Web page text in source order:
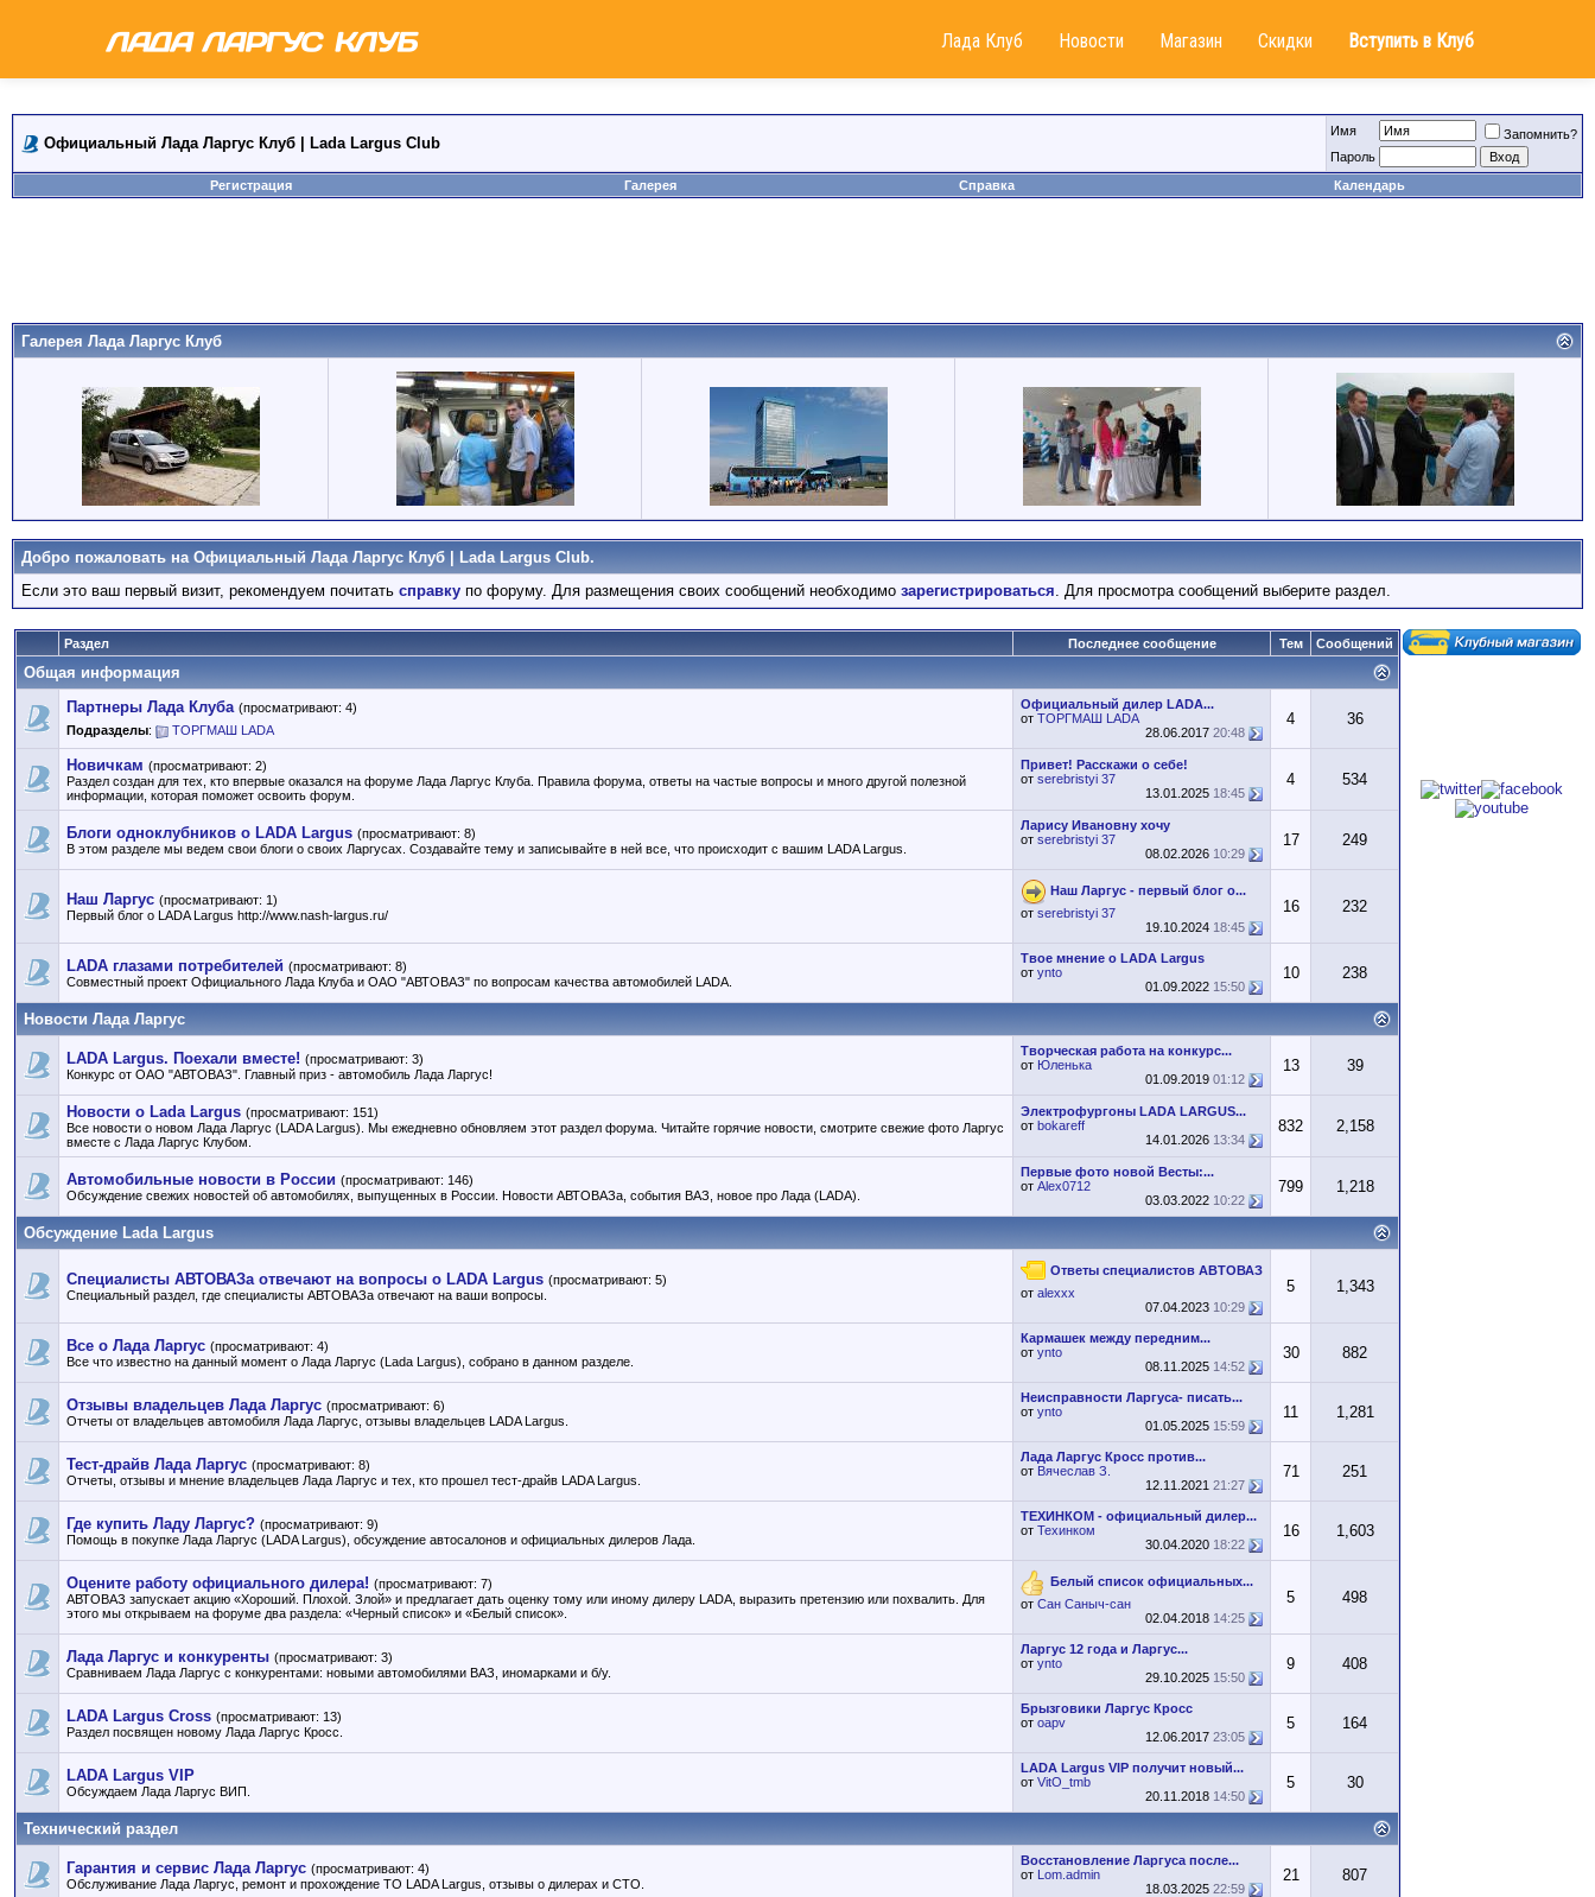
Лада Клуб Новости Магазин Скидки Вступить в Клуб
Официальный Лада Ларгус Клуб | Lada Largus Club
Имя
Запомнить?
Пароль
Регистрация
Галерея Справка Календарь
Галерея Лада Ларгус Клуб
Добро пожаловать на Официальный Лада Ларгус Клуб | Lada Largus Club.
Если это ваш первый визит, рекомендуем почитать справку по форуму. Для размещения своих сообщений необходимо зарегистрироваться. Для просмотра сообщений выберите раздел.
Раздел Последнее сообщение Тем Сообщений
Общая информация
Партнеры Лада Клуба (просматривают: 4)
Подразделы: ТОРГМАШ LADA
Официальный дилер LADA...
от ТОРГМАШ LADA
28.06.2017 20:48
4 36
Новичкам (просматривают: 2)
Раздел создан для тех, кто впервые оказался на форуме Лада Ларгус Клуба. Правила форума, ответы на частые вопросы и много другой полезной
информации, которая поможет освоить форум.
Привет! Расскажи о себе!
от serebristyi 37
13.01.2025 18:45
4 534
Блоги одноклубников о LADA Largus (просматривают: 8)
В этом разделе мы ведем свои блоги о своих Ларгусах. Создавайте тему и записывайте в ней все, что происходит с вашим LADA Largus.
Ларису Ивановну хочу
от serebristyi 37
08.02.2026 10:29
17 249
Наш Ларгус (просматривают: 1)
Первый блог о LADA Largus http://www.nash-largus.ru/
Наш Ларгус - первый блог о...
от serebristyi 37
19.10.2024 18:45
16 232
LADA глазами потребителей (просматривают: 8)
Совместный проект Официального Лада Клуба и ОАО "АВТОВАЗ" по вопросам качества автомобилей LADA.
Твое мнение о LADA Largus
от ynto
01.09.2022 15:50
10 238
Новости Лада Ларгус
LADA Largus. Поехали вместе! (просматривают: 3)
Конкурс от ОАО "АВТОВАЗ". Главный приз - автомобиль Лада Ларгус!
Творческая работа на конкурс...
от Юленька
01.09.2019 01:12
13 39
Новости о Lada Largus (просматривают: 151)
Все новости о новом Лада Ларгус (LADA Largus). Мы ежедневно обновляем этот раздел форума. Читайте горячие новости, смотрите свежие фото Ларгус
вместе с Лада Ларгус Клубом.
Электрофургоны LADA LARGUS...
от bokareff
14.01.2026 13:34
832 2,158
Автомобильные новости в России (просматривают: 146)
Обсуждение свежих новостей об автомобилях, выпущенных в России. Новости АВТОВАЗа, события ВАЗ, новое про Лада (LADA).
Первые фото новой Весты:...
от Alex0712
03.03.2022 10:22
799 1,218
Обсуждение Lada Largus
Специалисты АВТОВАЗа отвечают на вопросы о LADA Largus (просматривают: 5)
Специальный раздел, где специалисты АВТОВАЗа отвечают на ваши вопросы.
Ответы специалистов АВТОВАЗ
от alexxx
07.04.2023 10:29
5 1,343
Все о Лада Ларгус (просматривают: 4)
Все что известно на данный момент о Лада Ларгус (Lada Largus), собрано в данном разделе.
Кармашек между передним...
от ynto
08.11.2025 14:52
30 882
Отзывы владельцев Лада Ларгус (просматривают: 6)
Отчеты от владельцев автомобиля Лада Ларгус, отзывы владельцев LADA Largus.
Неисправности Ларгуса- писать...
от ynto
01.05.2025 15:59
11 1,281
Тест-драйв Лада Ларгус (просматривают: 8)
Отчеты, отзывы и мнение владельцев Лада Ларгус и тех, кто прошел тест-драйв LADA Largus.
Лада Ларгус Кросс против...
от Вячеслав З.
12.11.2021 21:27
71 251
Где купить Ладу Ларгус? (просматривают: 9)
Помощь в покупке Лада Ларгус (LADA Largus), обсуждение автосалонов и официальных дилеров Лада.
ТЕХИНКОМ - официальный дилер...
от Техинком
30.04.2020 18:22
16 1,603
Оцените работу официального дилера! (просматривают: 7)
АВТОВАЗ запускает акцию «Хороший. Плохой. Злой» и предлагает дать оценку тому или иному дилеру LADA, выразить претензию или похвалить. Для
этого мы открываем на форуме два раздела: «Черный список» и «Белый список».
Белый список официальных...
от Сан Саныч-сан
02.04.2018 14:25
5 498
Лада Ларгус и конкуренты (просматривают: 3)
Сравниваем Лада Ларгус с конкурентами: новыми автомобилями ВАЗ, иномарками и б/у.
Ларгус 12 года и Ларгус...
от ynto
29.10.2025 15:50
9 408
LADA Largus Cross (просматривают: 13)
Раздел посвящен новому Лада Ларгус Кросс.
Брызговики Ларгус Кросс
от oapv
12.06.2017 23:05
5 164
LADA Largus VIP
Обсуждаем Лада Ларгус ВИП.
LADA Largus VIP получит новый...
от VitO_tmb
20.11.2018 14:50
5 30
Технический раздел
Гарантия и сервис Лада Ларгус (просматривают: 4)
Обслуживание Лада Ларгус, ремонт и прохождение ТО LADA Largus, отзывы о дилерах и СТО.
Восстановление Ларгуса после...
от Lom.admin
18.03.2025 22:59
21 807